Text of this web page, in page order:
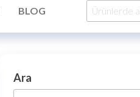
BLOG
Ara